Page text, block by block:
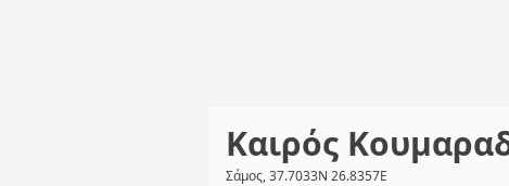
Καιρός
Σάμος, 37.7033N 26.8357E